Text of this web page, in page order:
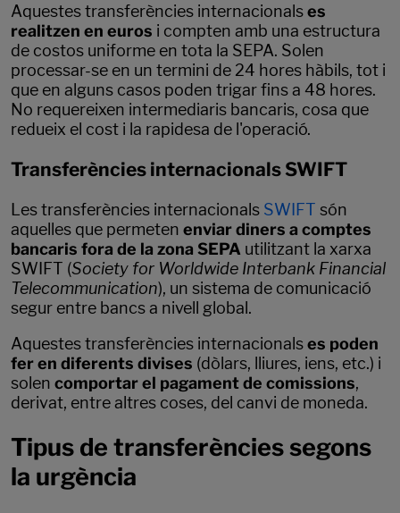
Aquestes transferències internacionalses
realitzen en euros i compten amb una estructura
de costos uniforme en tota la SEPA. Solen
processar-se en un termini de 24 hores hàbils, tot i
que en alguns casos poden trigar fins a 48 hores.
No requereixen intermediaris bancaris, cosa que
redueix el cost i la rapidesa de l'operació.
Transferències internacionals SWIFT
Les transferències internacionals SWIFT són
aquelles que permeten enviar diners a comptes
bancaris fora de la zona SEPA utilitzant la xarxa
SWIFT (Society for Worldwide Interbank Financial
Telecommunication), un sistema de comunicació
segur entre bancs a nivell global.
Aquestes transferències internacionalses poden
fer en diferents divises (dòlars, lliures, iens, etc.) i
solen comportar el pagament de comissions,
derivat, entre altres coses, del canvi de moneda.
Tipus de transferències segons
la urgència